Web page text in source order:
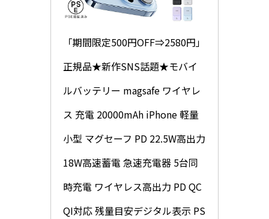
「期間限定500円OFF⇒2580円」
正規品★新作SNS話題★モバイ
ルバッテリー magsafe ワイヤレ
ス 充電 20000mAh iPhone 軽量
小型 マグセーフ PD 22.5W高出力
18W高速蓄電 急速充電器 5台同
時充電 ワイヤレス高出力 PD QC
QI対応 残量目安デジタル表示 PS